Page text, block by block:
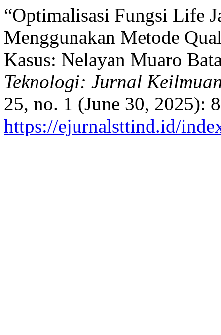
“Optimalisasi Fungsi Life
Menggunakan Metode
Kasus: Nelayan Muaro
Teknologi: Jurnal
25, no. 1 (June 30, 2025):
https://ejurnalsttind.id/